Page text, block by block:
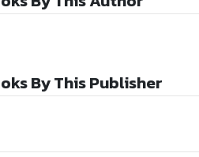
By This Publisher